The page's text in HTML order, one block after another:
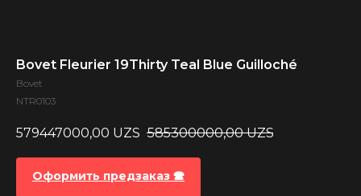
Bovet Fleurier 19Thirty Teal Blue Guilloché
Bovet
NTR0103
579447000,00 UZS 585300000,00 UZS
Оформить предзаказ 🕿